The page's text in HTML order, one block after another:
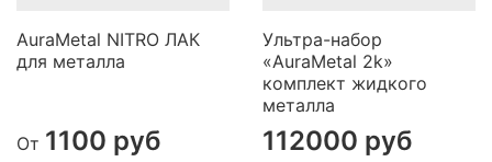
AuraMetal NITRO ЛАК
для металла
От 1100 руб
Ультра-набор
«AuraMetal 2k»
комплект жидкого
металла
112000 руб